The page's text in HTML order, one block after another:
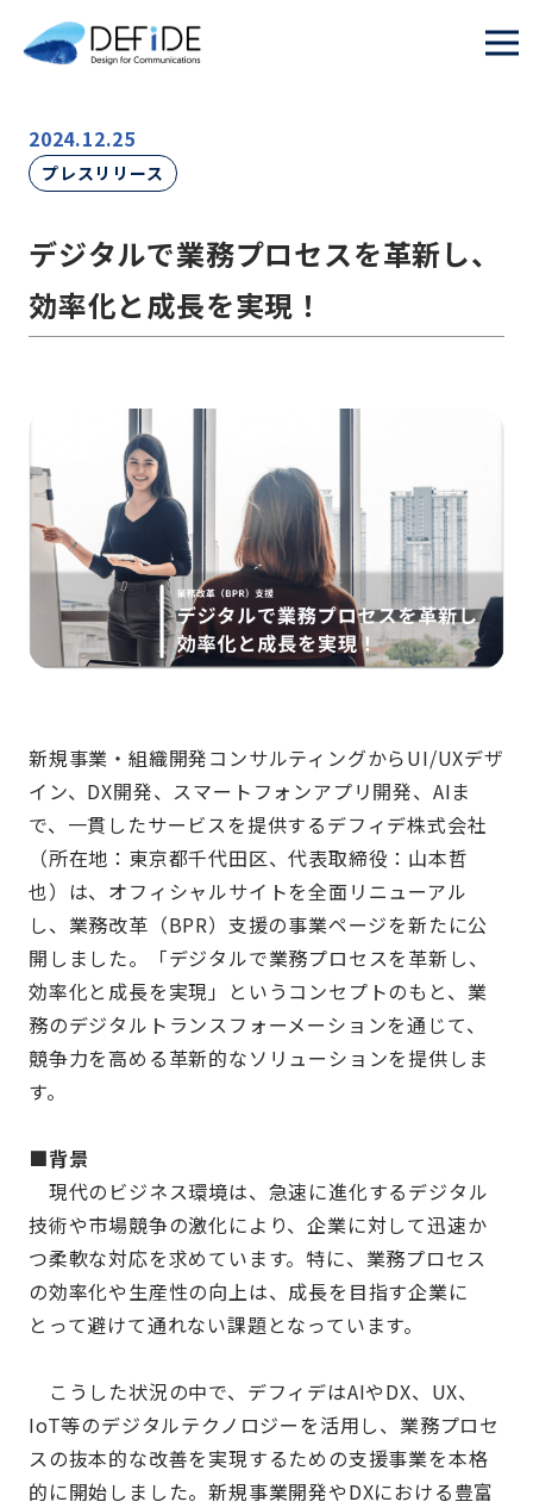
2024.12.25
プレスリリース
デジタルで業務プロセスを革新し、
効率化と成長を実現！
新規事業・組織開発コンサルティングからUI/UXデザ
イン、DX開発、スマートフォンアプリ開発、AIま
で、一貫したサービスを提供するデフィデ株式会社
（所在地：東京都千代田区、代表取締役：山本哲
也）は、オフィシャルサイトを全面リニューアル
し、業務改革（BPR）支援の事業ページを新たに公
開しました。「デジタルで業務プロセスを革新し、
効率化と成長を実現」というコンセプトのもと、業
務のデジタルトランスフォーメーションを通じて、
競争力を高める革新的なソリューションを提供しま
す。
■背景
現代のビジネス環境は、急速に進化するデジタル
技術や市場競争の激化により、企業に対して迅速か
つ柔軟な対応を求めています。特に、業務プロセス
の効率化や生産性の向上は、成長を目指す企業に
とって避けて通れない課題となっています。
こうした状況の中で、デフィデはAIやDX、UX、
IoT等のデジタルテクノロジーを活用し、業務プロセ
スの抜本的な改善を実現するための支援事業を本格
的に開始しました。新規事業開発やDXにおける豊富